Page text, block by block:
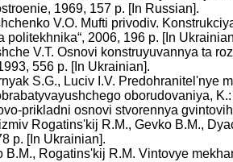
1969, 157 p. [In Russian].
V.O. Mufti privodіv.
polіtekhnіka“, 2006, 196 p. [In
V.T. Osnovi konstruyuvannya ta
556 p. [In Ukrainian].
S.G., Lucіv I.V. Predohranitel'nye
oborudovaniya,
prikladnі osnovi stvorennya
Rogatins'kij R.M., Gevko B.M.,
p. [In Ukrainian].
B.M., Rogatins'kij R.M. Vintovye